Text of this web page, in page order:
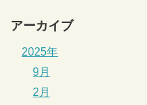
アーカイブ
2025年
9月
2月